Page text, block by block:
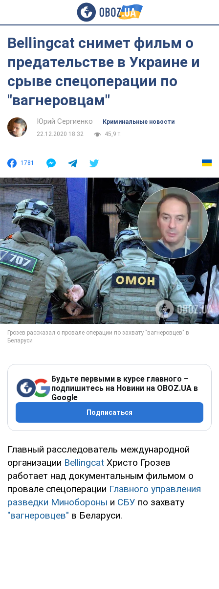
Bellingcat снимет фильм о
предательстве в Украине и
срыве спецоперации по
"вагнеровцам"
Юрий Сергиенко
Криминальные новости
22.12.2020 18:32
45,9 т.
1781
Будьте первыми в курсе главного –
подпишитесь на Новини на OBOZ.UA в
Google
Подписаться
Главный расследователь международной
организации Bellingcat Христо Грозев
работает над документальным фильмом о
провале спецоперации Главного управления
разведки Минобороны и СБУ по захвату
"вагнеровцев" в Беларуси.